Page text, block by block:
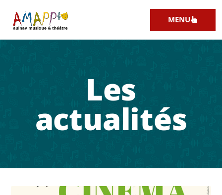
MENU
Les
actualités